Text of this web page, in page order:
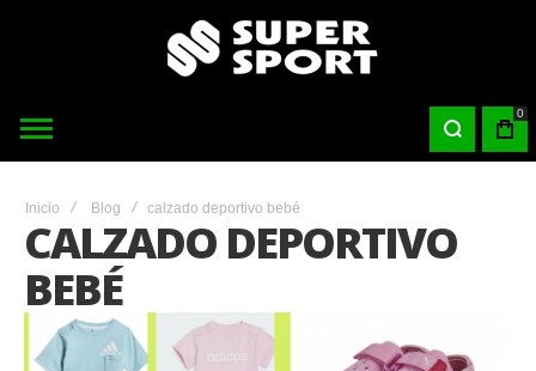
0
Inicio Blog calzado deportivo bebé
CALZADO DEPORTIVO
BEBÉ